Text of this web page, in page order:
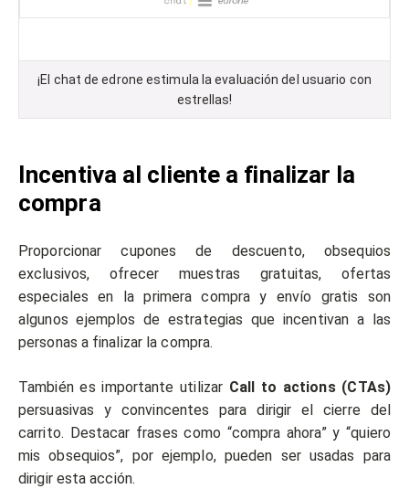
¡El chat de edrone estimula la evaluación del usuario con
estrellas!
Incentiva al cliente a finalizar la
compra
Proporcionar cupones de descuento, obsequios
exclusivos, ofrecer muestras gratuitas, ofertas
especiales en la primera compra y envío gratis son
algunos ejemplos de estrategias que incentivan a las
personas a finalizar la compra.
También es importante utilizar Call to actions (CTAs)
persuasivas y convincentes para dirigir el cierre del
carrito. Destacar frases como “compra ahora” y “quiero
mis obsequios”, por ejemplo, pueden ser usadas para
dirigir esta acción.